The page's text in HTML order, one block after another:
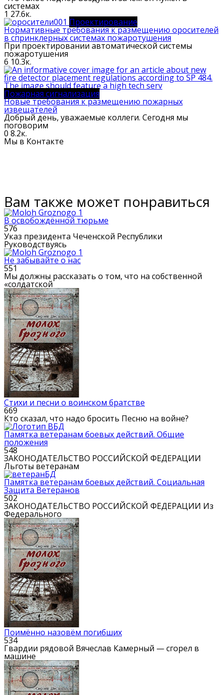
системах
1 27.6к.
Проектирование
Нормативные требования к размещению оросителей
в спринклерных системах пожаротушения
При проектировании автоматической системы
пожаротушения
6 10.3к.
Пожарная сигнализация
Новые требования к размещению пожарных
извещателей
Добрый день, уважаемые коллеги. Сегодня мы
поговорим
0 8.2к.
Мы в Контакте
Вам также может понравиться
В освобождённой тюрьме
576
Указ президента Чеченской Республики
Руководствуясь
Не забывайте о нас
551
Мы должны рассказать о том, что на собственной
«солдатской
Стихи и песни о воинском братстве
669
Кто сказал, что надо бросить Песню на войне?
Памятка ветеранам боевых действий. Общие
положения
548
ЗАКОНОДАТЕЛЬСТВО РОССИЙСКОЙ ФЕДЕРАЦИИ
Льготы ветеранам
Памятка ветеранам боевых действий. Социальная
Защита Ветеранов
502
ЗАКОНОДАТЕЛЬСТВО РОССИЙСКОЙ ФЕДЕРАЦИИ Из
Федерального
Поимённо назовём погибших
534
Гвардии рядовой Вячеслав Камерный — сгорел в
машине